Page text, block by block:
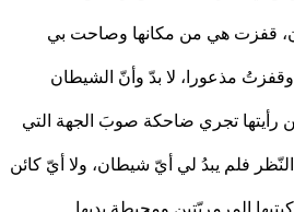
هي من مكانها وصاحت بي
مذعورا، لا بدّ وأنّ الشيطان
تجري ضاحكة صوبَ الجهة التي
يبدُ لي أيّ شيطان، ولا أيّ كائن
ومحيطة يديها